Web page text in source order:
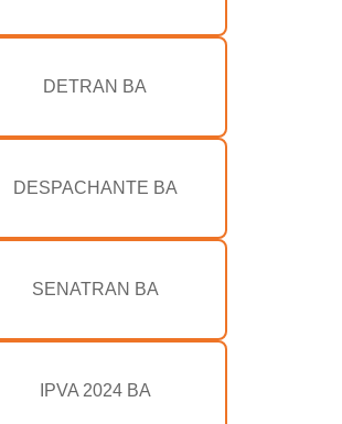
DETRAN BA
DESPACHANTE BA
SENATRAN BA
IPVA 2024 BA